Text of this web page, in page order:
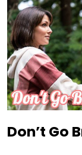
Don’t Go